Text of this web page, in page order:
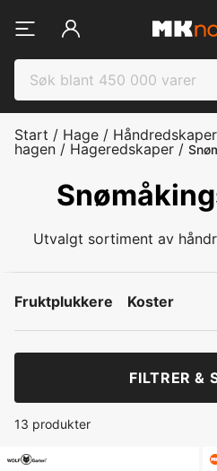
Start / Hage /
hagen / Hageredskaper /
Utvalgt sortiment av
Fruktplukkere Koster
FILTRER &
13 produkter